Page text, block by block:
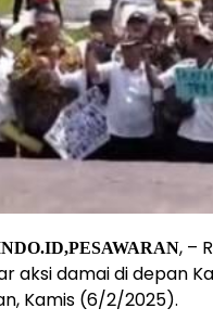
, –
aksi damai di depan
Kamis (6/2/2025).